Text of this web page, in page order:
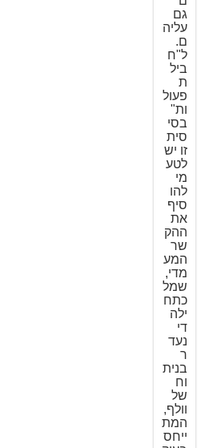
גם
עליה
ם.
ל"ח
ביל
ת
פעול
ות"
בסי
סית
זו יש
לטע
מי
להו
סיף
את
ההק
שר
המע
מדי,
שמל
כתח
ילה
די
נעד
ר
בנית
וח
של
וולף,
המת
ייחס